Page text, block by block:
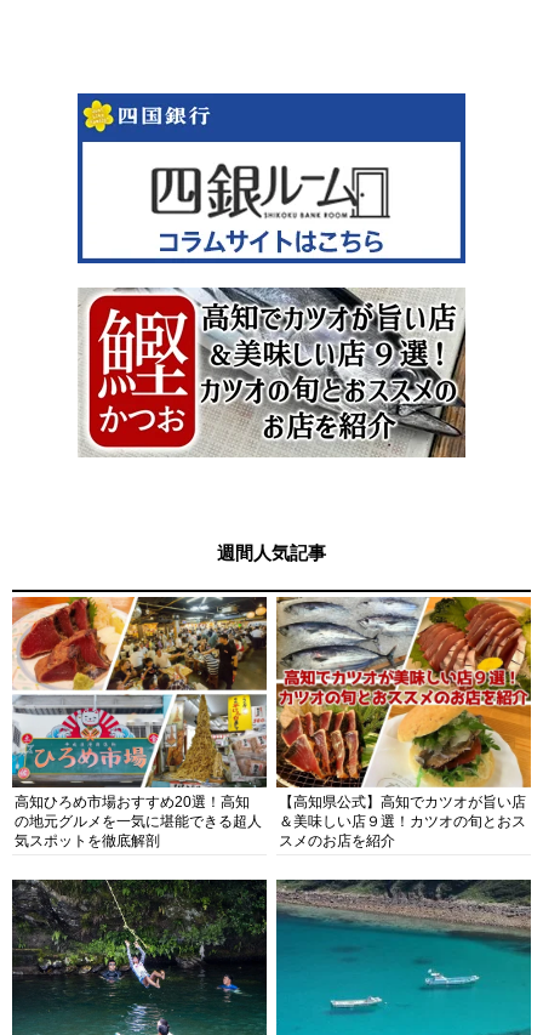
週間人気記事
高知ひろめ市場おすすめ20選！高知
の地元グルメを一気に堪能できる超人
気スポットを徹底解剖
【高知県公式】高知でカツオが旨い店
＆美味しい店９選！カツオの旬とおス
スメのお店を紹介